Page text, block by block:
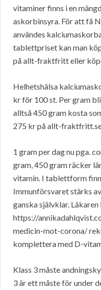
vitaminer finns i en
askorbinsyra. För att få
användes
tablettpriset kan man
på allt-fraktfritt eller
Helhetshälsa
kr för 100 st. Per gram
alltså 450 gram kosta
275 kr på allt-
1 gram per dag nu pga.
gram, 450 gram räcker
vitamin. I tablettform
Immunförsvaret stärks
ganska självklar.
https://
medicin-mot-corona/
komplettera med D-
Klass 3 måste
3 är ett måste för under